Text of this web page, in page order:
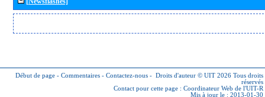
Début de page - Commentaires - Contactez-nous - Droits d'auteur © UIT 2026 Tous droits
réservés
Contact pour cette page : Coordinateur Web de l'UIT-R
Mis à jour le : 2013-01-30